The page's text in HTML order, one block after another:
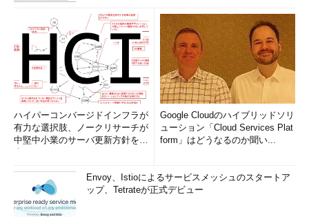
ハイパーコンバージドインフラが
有力な選択肢、ノークリサーチが
中堅中小業のサーバ更新方針を調
Google Cloudのハイブリッドソリ
ューション「Cloud Services Plat
form」はどうなるのか聞い...
Envoy、Istioによるサービスメッシュのスタートア
ップ、Tetrateが正式デビュー